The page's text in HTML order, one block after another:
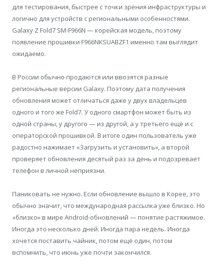
для тестирования, быстрее с точки зрения инфраструктуры и
логично для устройств с региональными особенностями.
Galaxy Z Fold7 SM-F966N — корейская модель, поэтому
появление прошивки F966NKSUABZF1 именно там выглядит
ожидаемо.
В России обычно продаются или ввозятся разные
региональные версии Galaxy. Поэтому дата получения
обновления может отличаться даже у двух владельцев
одного и того же Fold7. У одного смартфон может быть из
одной страны, у другого — из другой, а у третьего ещё и с
операторской прошивкой. В итоге один пользователь уже
радостно нажимает «Загрузить и установить», а второй
проверяет обновления десятый раз за день и подозревает
телефон в личной неприязни.
Паниковать не нужно. Если обновление вышло в Корее, это
обычно значит, что международная рассылка уже близко. Но
«близко» в мире Android-обновлений — понятие растяжимое.
Иногда это несколько дней. Иногда пара недель. Иногда
хочется поставить чайник, потом ещё один, потом
вспомнить, что июнь уже почти закончился.